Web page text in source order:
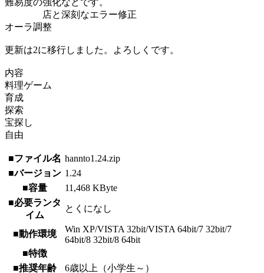
難易度の強化などです。
店と深刻なエラー修正
オーラ調整
更新は2に移行しました。よろしくです。
内容
料理ゲーム
育成
探索
宝探し
自由
■ファイル名 hannto1.24.zip
■バージョン 1.24
■容量
11,468 KByte
■必要ランタ
イム
とくになし
■動作環境
Win XP/VISTA 32bit/VISTA 64bit/7 32bit/7
64bit/8 32bit/8 64bit
■特徴
■推奨年齢
6歳以上（小学生～）